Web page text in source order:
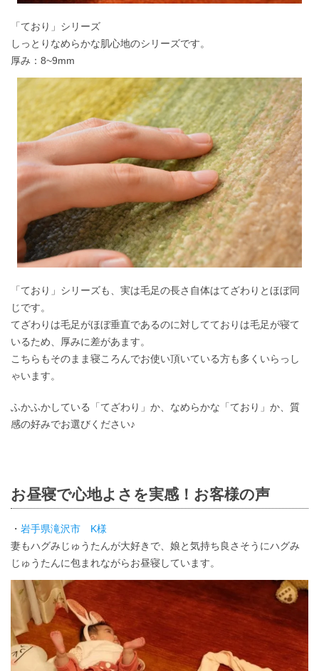
「ており」シリーズ
しっとりなめらかな肌心地のシリーズです。
厚み：8~9mm
「ており」シリーズも、実は毛足の長さ自体はてざわりとほぼ同
じです。
てざわりは毛足がほぼ垂直であるのに対してておりは毛足が寝て
いるため、厚みに差があます。
こちらもそのまま寝ころんでお使い頂いている方も多くいらっし
ゃいます。
ふかふかしている「てざわり」か、なめらかな「ており」か、質
感の好みでお選びください♪
お昼寝で心地よさを実感！お客様の声
・ 岩手県滝沢市 K様
妻もハグみじゅうたんが大好きで、娘と気持ち良さそうにハグみ
じゅうたんに包まれながらお昼寝しています。